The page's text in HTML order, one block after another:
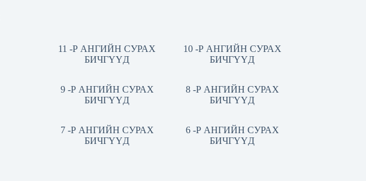
11 -Р АНГИЙН СУРАХ
БИЧГҮҮД
10 -Р АНГИЙН СУРАХ
БИЧГҮҮД
9 -Р АНГИЙН СУРАХ
БИЧГҮҮД
8 -Р АНГИЙН СУРАХ
БИЧГҮҮД
7 -Р АНГИЙН СУРАХ
БИЧГҮҮД
6 -Р АНГИЙН СУРАХ
БИЧГҮҮД